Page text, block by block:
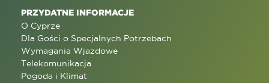
PRZYDATNE INFORMACJE
O Cyprze
Dla Gości o Specjalnych Potrzebach
Wymagania Wjazdowe
Telekomunikacja
Pogoda i Klimat